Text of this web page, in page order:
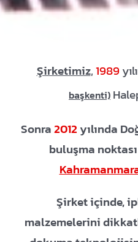
Şirketimiz,1989
başkenti)
Sonra2012 yılında
buluşma
Şirket içinde,
malzemelerini